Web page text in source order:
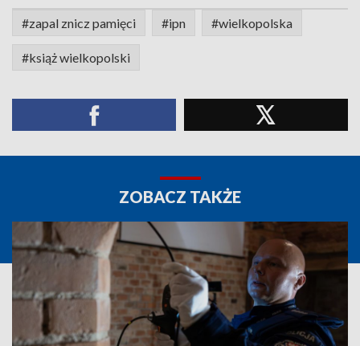
#zapal znicz pamięci #ipn #wielkopolska
#książ wielkopolski
ZOBACZ TAKŻE